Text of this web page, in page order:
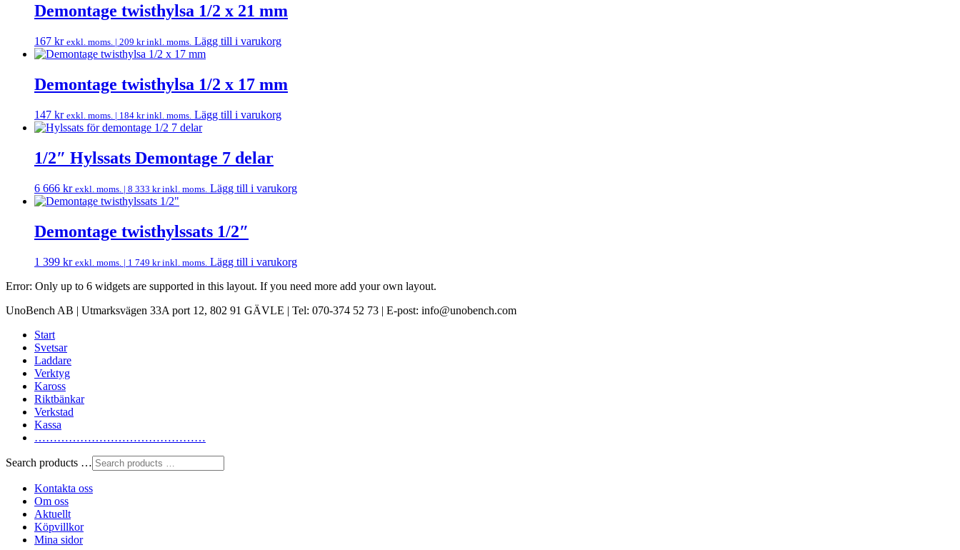
Demontage twisthylsa 1/2 x 21 mm
167 kr exkl. moms. | 209 krinkl. moms. Lägg till i varukorg
Demontage twisthylsa 1/2 x 17 mm
147 kr exkl. moms. | 184 krinkl. moms. Lägg till i varukorg
1/2″ Hylssats Demontage 7 delar
6 666 kr exkl. moms. | 8 333 krinkl. moms. Lägg till i varukorg
Demontage twisthylssats 1/2″
1 399 kr exkl. moms. | 1 749 krinkl. moms. Lägg till i varukorg
Error: Only up to 6 widgets are supported in this layout. If you need more add your own layout.
UnoBench AB | Utmarksvägen 33A port 12, 802 91 GÄVLE | Tel: 070-374 52 73 | E-post: info@unobench.com
Start
Svetsar
Laddare
Verktyg
Kaross
Riktbänkar
Verkstad
Kassa
………………………………………
Search products …
Kontakta oss
Om oss
Aktuellt
Köpvillkor
Mina sidor